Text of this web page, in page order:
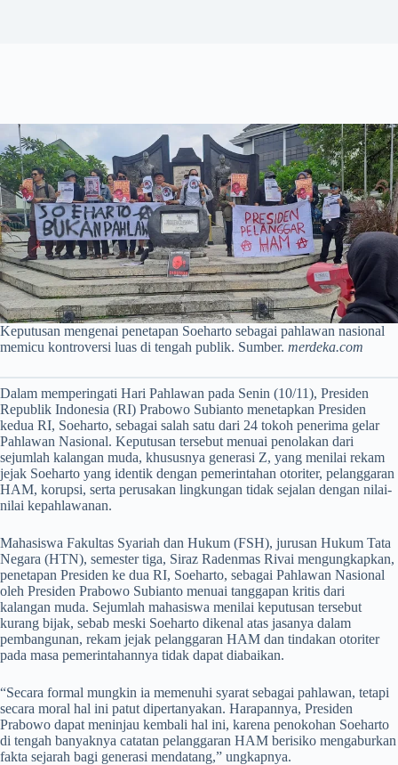
Keputusan mengenai penetapan Soeharto sebagai pahlawan nasional
memicu kontroversi luas di tengah publik. Sumber. merdeka.com
Dalam memperingati Hari Pahlawan pada Senin (10/11), Presiden
Republik Indonesia (RI) Prabowo Subianto menetapkan Presiden
kedua RI, Soeharto, sebagai salah satu dari 24 tokoh penerima gelar
Pahlawan Nasional. Keputusan tersebut menuai penolakan dari
sejumlah kalangan muda, khususnya generasi Z, yang menilai rekam
jejak Soeharto yang identik dengan pemerintahan otoriter, pelanggaran
HAM, korupsi, serta perusakan lingkungan tidak sejalan dengan nilai-
nilai kepahlawanan.
Mahasiswa Fakultas Syariah dan Hukum (FSH), jurusan Hukum Tata
Negara (HTN), semester tiga, Siraz Radenmas Rivai mengungkapkan,
penetapan Presiden ke dua RI, Soeharto, sebagai Pahlawan Nasional
oleh Presiden Prabowo Subianto menuai tanggapan kritis dari
kalangan muda. Sejumlah mahasiswa menilai keputusan tersebut
kurang bijak, sebab meski Soeharto dikenal atas jasanya dalam
pembangunan, rekam jejak pelanggaran HAM dan tindakan otoriter
pada masa pemerintahannya tidak dapat diabaikan.
“Secara formal mungkin ia memenuhi syarat sebagai pahlawan, tetapi
secara moral hal ini patut dipertanyakan. Harapannya, Presiden
Prabowo dapat meninjau kembali hal ini, karena penokohan Soeharto
di tengah banyaknya catatan pelanggaran HAM berisiko mengaburkan
fakta sejarah bagi generasi mendatang,” ungkapnya.